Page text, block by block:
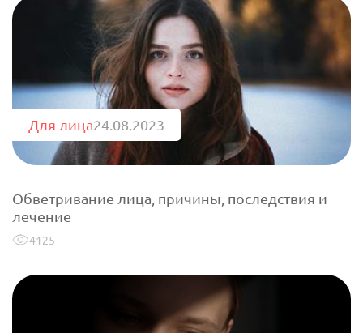
Для лица24.08.2023
Обветривание лица, причины, последствия и
лечение
4125